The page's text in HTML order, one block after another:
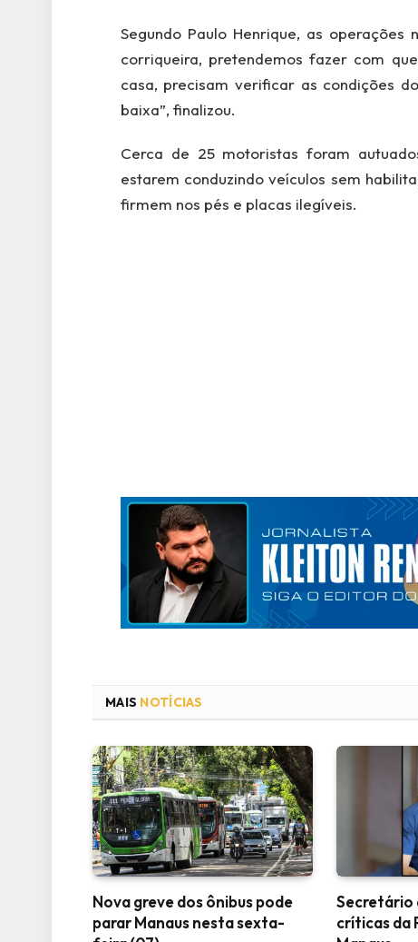
Segundo Paulo Henrique, as
corriqueira, pretendemos fazer com
casa, precisam verificar as condições
baixa”, finalizou.
Cerca de 25 motoristas foram
estarem conduzindo veículos sem
firmem nos pés e placas ilegíveis.
MAIS NOTÍCIAS
Nova greve dos ônibus pode
parar Manaus nesta sexta-
Secretário
críticas da